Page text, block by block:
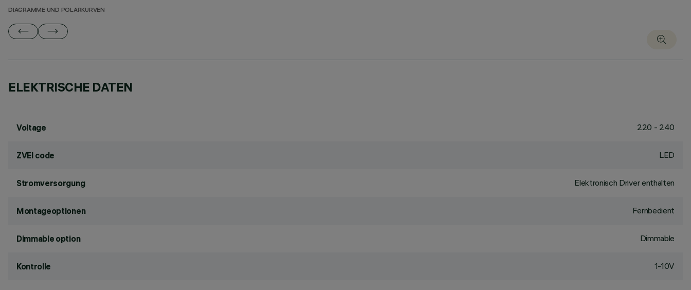
DIAGRAMME UND POLARKURVEN
ELEKTRISCHE DATEN
Voltage 220 - 240
ZVEI code LED
Stromversorgung Elektronisch Driver enthalten
Montageoptionen Fernbedient
Dimmable option Dimmable
Kontrolle 1-10V